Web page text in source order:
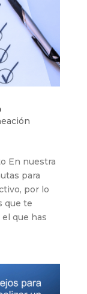
En nuestra
para
por lo
que te
que has